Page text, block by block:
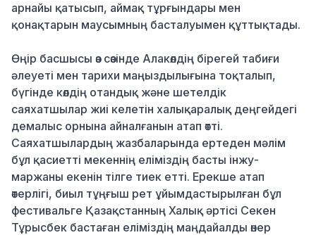
арнайы қатысып, аймақ тұрғындары мен
қонақтарын маусымның басталуымен құттықтады.
Өңір басшысы өз сөзінде Алакөлдің бірегей табиғи
әлеуеті мен тарихи маңыздылығына тоқталып,
бүгінде көлдің отандық және шетелдік
саяхатшылар жиі келетін халықаралық деңгейдегі
демалыс орнына айналғанын атап өтті.
Саяхатшылардың жазбаларында ертеден мәлім
бұл қасиетті мекеннің еліміздің басты інжу-
маржаны екенін тілге тиек етті. Ерекше атап
өтерлігі, биыл тұңғыш рет ұйымдастырылған бұл
фестивальге Қазақстанның Халық әртісі Секен
Тұрысбек бастаған еліміздің маңдайалды өнер